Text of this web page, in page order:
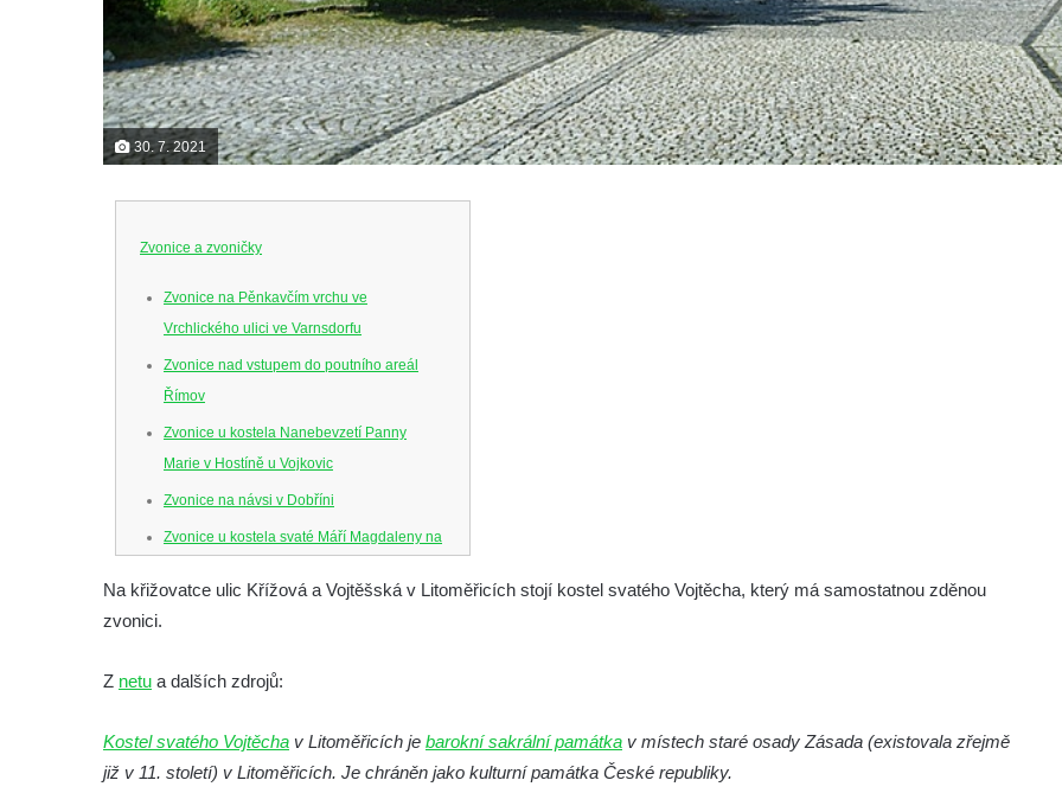
30. 7. 2021
Zvonice a zvoničky
Zvonice na Pěnkavčím vrchu ve
Vrchlického ulici ve Varnsdorfu
Zvonice nad vstupem do poutního areál
Římov
Zvonice u kostela Nanebevzetí Panny
Marie v Hostíně u Vojkovic
Zvonice na návsi v Dobříni
Zvonice u kostela svaté Máří Magdaleny na
Zvonička na rozcestí k chatě Jiráskovy
Zvonička na zahradě u domu čp. 26 v obci
Zvonice v parku v ulici Husova v Benešově
nad Ploučnicí
Na křižovatce ulic Křížová a Vojtěšská v Litoměřicích stojí kostel svatého Vojtěcha, který má samostatnou zděnou
zvonici.
Z netu a dalších zdrojů:
Kostel svatého Vojtěcha v Litoměřicích je barokní sakrální památka v místech staré osady Zásada (existovala zřejmě
již v 11. století) v Litoměřicích. Je chráněn jako kulturní památka České republiky.